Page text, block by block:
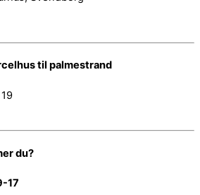
til palmestrand
du?
17